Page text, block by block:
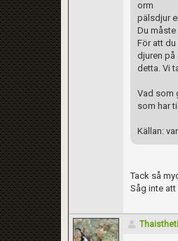
orm
pälsdjur
Du
För att
djuren på
detta. Vi
Vad som
som har
Källan:
Tack så
Såg inte